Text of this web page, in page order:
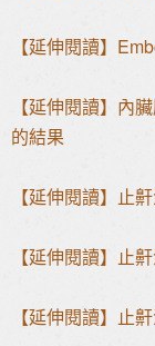
【延伸閱讀】
【延伸閱讀】內
的結果
【延伸閱讀】止
【延伸閱讀】止
【延伸閱讀】止